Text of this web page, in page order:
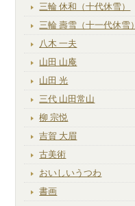
三輪 休和（十代休雪）
三輪 壽雪（十一代休雪）
八木 一夫
山田 山庵
山田 光
三代 山田常山
柳 宗悦
吉賀 大眉
古美術
おいしいうつわ
書画